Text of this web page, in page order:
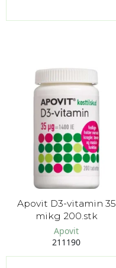
Apovit D3-vitamin 35
mikg 200.stk
Apovit
211190